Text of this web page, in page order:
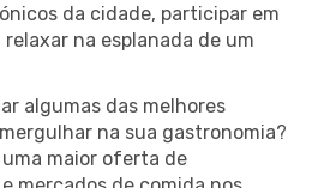
da cidade, participar em
na esplanada de um
algumas das melhores
na sua gastronomia?
maior oferta de